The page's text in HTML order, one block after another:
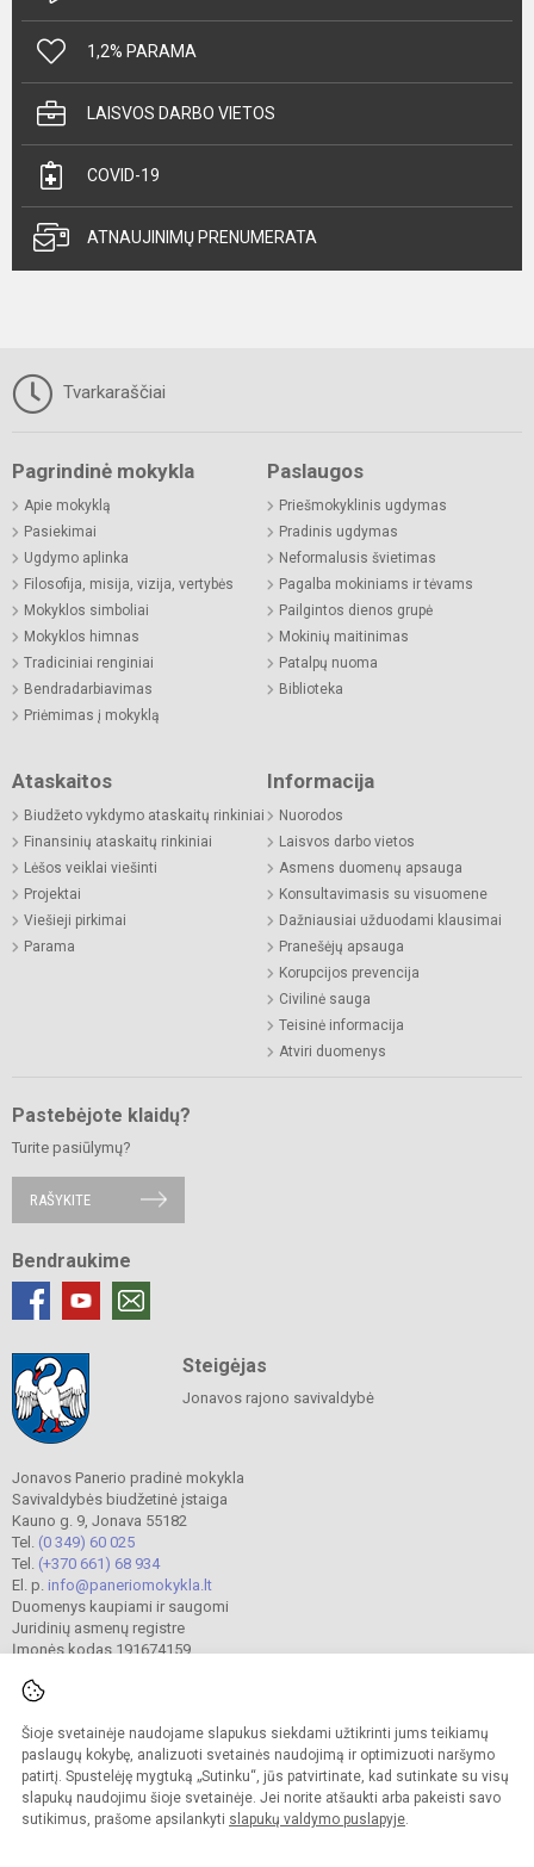
Šioje svetainėje naudojame slapukus siekdami užtikrinti jums teikiamų
paslaugų kokybę, analizuoti svetainės naudojimą ir optimizuoti naršymo
patirtį. Spustelėję mygtuką „Sutinku“, jūs patvirtinate, kad sutinkate su visų
slapukų naudojimu šioje svetainėje. Jei norite atšaukti arba pakeisti savo
sutikimus, prašome apsilankyti slapukų valdymo puslapyje.
1,2% PARAMA
LAISVOS DARBO VIETOS
COVID-19
ATNAUJINIMŲ PRENUMERATA
Tvarkaraščiai
Pagrindinė mokykla
Apie mokyklą
Pasiekimai
Ugdymo aplinka
Filosofija, misija, vizija, vertybės
Mokyklos simboliai
Mokyklos himnas
Tradiciniai renginiai
Bendradarbiavimas
Priėmimas į mokyklą
Paslaugos
Priešmokyklinis ugdymas
Pradinis ugdymas
Neformalusis švietimas
Pagalba mokiniams ir tėvams
Pailgintos dienos grupė
Mokinių maitinimas
Patalpų nuoma
Biblioteka
Ataskaitos
Biudžeto vykdymo ataskaitų rinkiniai
Finansinių ataskaitų rinkiniai
Lėšos veiklai viešinti
Projektai
Viešieji pirkimai
Parama
Informacija
Nuorodos
Laisvos darbo vietos
Asmens duomenų apsauga
Konsultavimasis su visuomene
Dažniausiai užduodami klausimai
Pranešėjų apsauga
Korupcijos prevencija
Civilinė sauga
Teisinė informacija
Atviri duomenys
Pastebėjote klaidų?
Turite pasiūlymų?
RAŠYKITE
Bendraukime
Steigėjas
Jonavos rajono savivaldybė
Jonavos Panerio pradinė mokykla
Savivaldybės biudžetinė įstaiga
Kauno g. 9, Jonava 55182
Tel. (0 349) 60 025
Tel. (+370 661) 68 934
El. p. info@paneriomokykla.lt
Duomenys kaupiami ir saugomi
Juridinių asmenų registre
Įmonės kodas 191674159
© 2023. Jonavos Panerio pradinė mokykla. Visos teisės saugomos.
Kopijuoti turinį be raštiško įstaigos administracijos sutikimo griežtai draudžiama.
Prieinamumo paraiška Slapukų valdymas
Sumanus būdas atnaujinti